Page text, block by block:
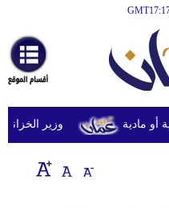
أخبارعاجلة
رياضة
ثقافة
إقتصاد
وزير الخزانة